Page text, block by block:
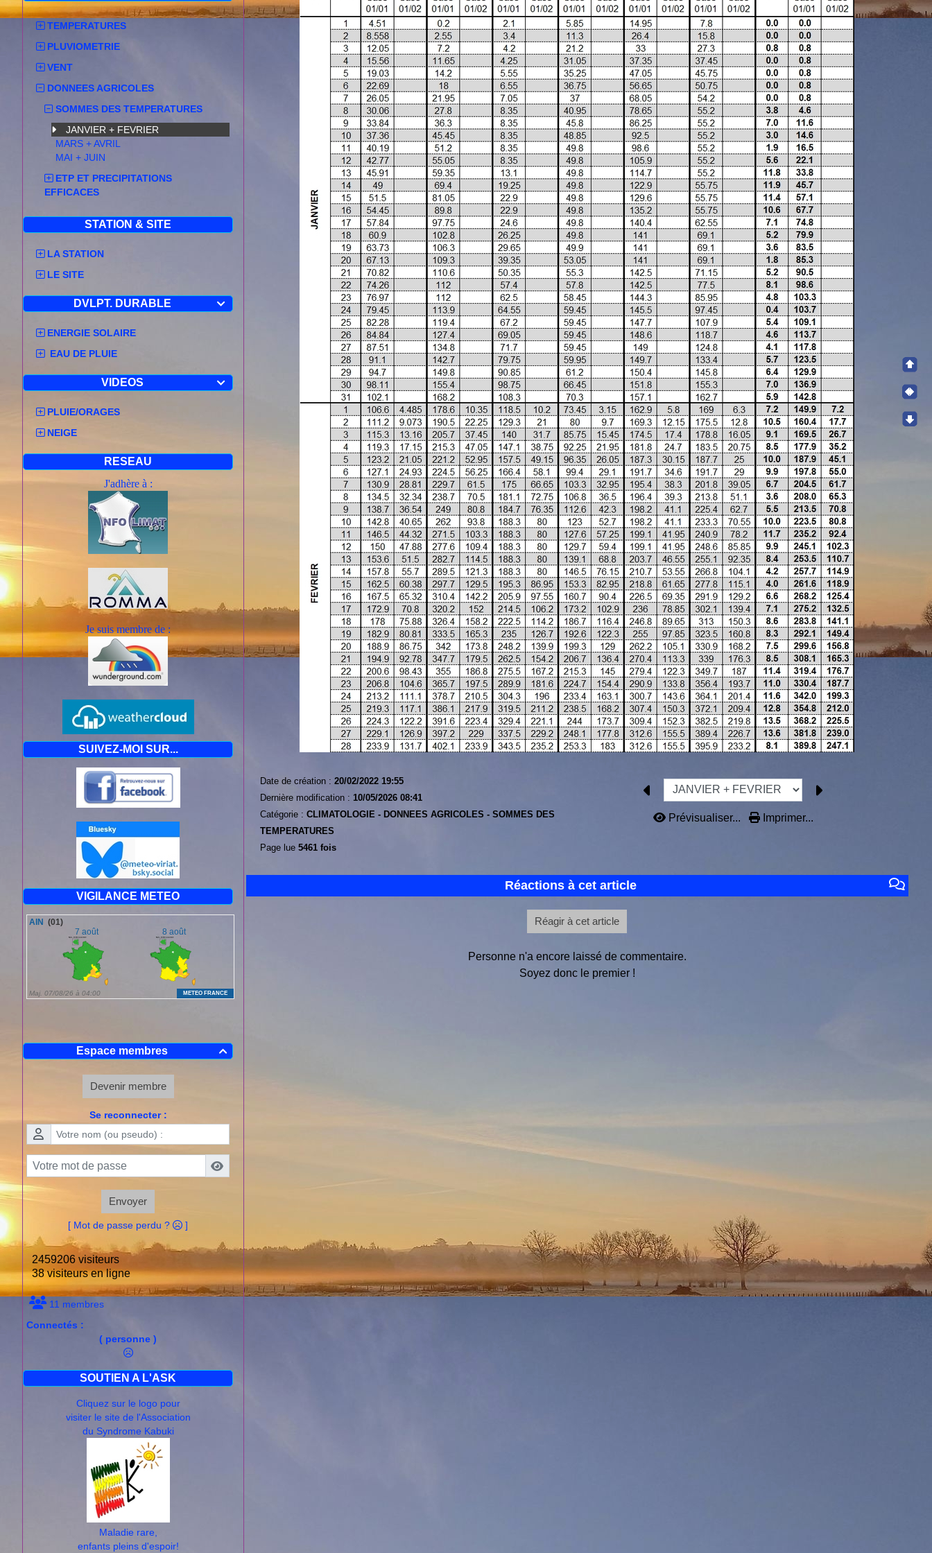
TEMPERATURES
PLUVIOMETRIE
VENT
DONNEES AGRICOLES
SOMMES DES TEMPERATURES
JANVIER + FEVRIER
MARS + AVRIL
MAI + JUIN
ETP ET PRECIPITATIONS
EFFICACES
STATION & SITE
LA STATION
LE SITE

DVLPT. DURABLE
ENERGIE SOLAIRE
EAU DE PLUIE

VIDEOS
PLUIE/ORAGES
NEIGE
RESEAU
J'adhère à :
Je suis membre de :
SUIVEZ-MOI SUR...
VIGILANCE METEO

Espace membres
Devenir membre
Se reconnecter :
Envoyer
[ Mot de passe perdu ? ]
2459206 visiteurs
38 visiteurs en ligne
11 membres
Connectés :
( personne )
SOUTIEN A L'ASK
Cliquez sur le logo pour
visiter le site de l'Association
du Syndrome Kabuki
Maladie rare,
enfants pleins d'espoir!
Date de création : 20/02/2022 19:55
Dernière modification : 10/05/2026 08:41
Catégorie : CLIMATOLOGIE - DONNEES AGRICOLES - SOMMES DES
TEMPERATURES
Page lue 5461 fois
Prévisualiser... Imprimer...
Réactions à cet article
Réagir à cet article
Personne n'a encore laissé de commentaire.
Soyez donc le premier !